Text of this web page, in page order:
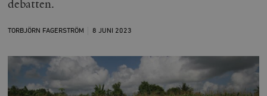
debatten.
TORBJÖRN FAGERSTRÖM 8 JUNI 2023